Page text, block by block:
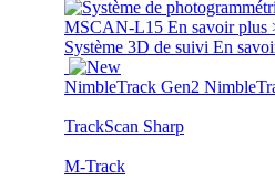
MSCAN-L15 En savoir plus
Système 3D de suivi En
NimbleTrack Gen2
TrackScan Sharp
M-Track